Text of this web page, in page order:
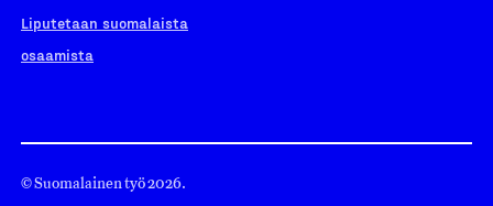
Liputetaan suomalaista
osaamista
© Suomalainen työ 2026.